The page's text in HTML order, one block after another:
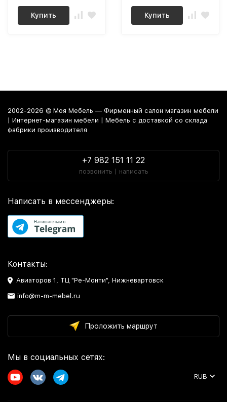
Купить Купить
2002-2026 © Моя Мебель — Фирменный салон магазин мебели
| Интернет-магазин мебели | Мебель с доставкой со склада
фабрики производителя
+7 982 151 11 22
позвонить | написать
Написать в мессенджеры:
Контакты:
Авиаторов 1, ТЦ "Ре-Монти", Нижневартовск
info@m-m-mebel.ru
Проложить маршрут
Мы в социальных сетях:
RUB